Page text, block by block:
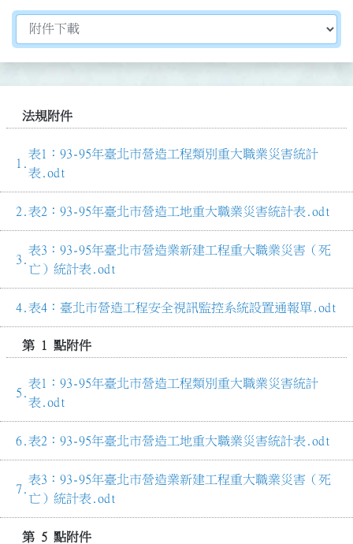
切換選擇法規資訊內容
法規附件
表1：93-95年臺北市營造工程類別重大職業災害統計
表.odt
表2：93-95年臺北市營造工地重大職業災害統計表.odt
表3：93-95年臺北市營造業新建工程重大職業災害（死
亡）統計表.odt
表4：臺北市營造工程安全視訊監控系統設置通報單.odt
第 1 點附件
表1：93-95年臺北市營造工程類別重大職業災害統計
表.odt
表2：93-95年臺北市營造工地重大職業災害統計表.odt
表3：93-95年臺北市營造業新建工程重大職業災害（死
亡）統計表.odt
第 5 點附件